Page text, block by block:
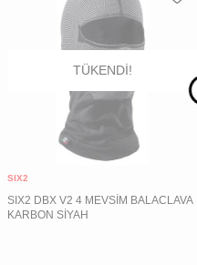
TÜKENDI!
SIX2
SIX2 DBX V2 4 MEVSİM BALACLAVA
KARBON SİYAH